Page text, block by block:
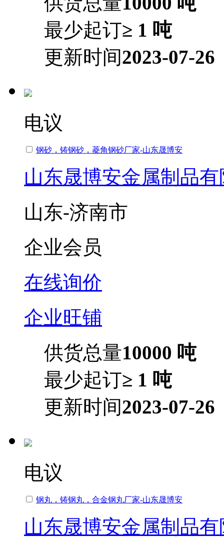
最少起订≥ 1 吨
更新时间2023-07-26
电议
钢砂，铸钢砂，菱角钢砂厂家-山东晟博安
山东晟博安金属制品
山东-济南市
企业会员
在线询价
企业旺铺
供货总量10000 吨
最少起订≥ 1 吨
更新时间2023-07-26
电议
钢丸，铸钢丸，合金钢丸厂家-山东晟博安
山东晟博安金属制品